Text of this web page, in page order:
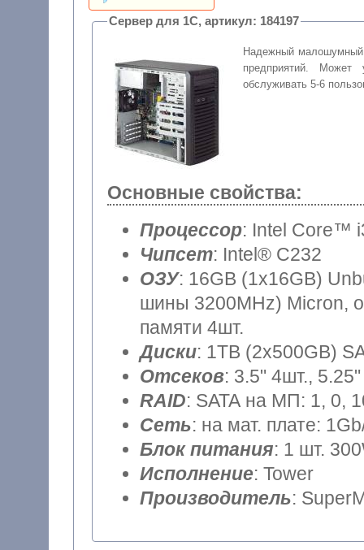
Сервер для 1С, артикул: 184197
Надежный малошумный
предприятий. Может
обслуживать 5-6
Основные свойства:
Процессор: Intel Core™
Чипсет: Intel® C232
ОЗУ: 16GB (1x16GB)
шины 3200MHz) Micron,
памяти 4шт.
Диски: 1TB (2x500GB)
Отсеков: 3.5" 4шт.,
RAID: SATA на МП: 1, 0,
Сеть: на мат. плате:
Блок питания: 1 шт.
Исполнение: Tower
Производитель: